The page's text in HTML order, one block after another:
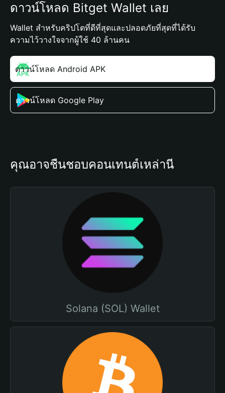
ดาวน์โหลด Bitget Wallet เลย
Wallet สำหรับคริปโตที่ดีที่สุดและปลอดภัยที่สุดที่ได้รับ
ความไว้วางใจจากผู้ใช้ 40 ล้านคน
ดาวน์โหลด Android APK
ดาวน์โหลด Google Play
คุณอาจชื่นชอบคอนเทนต์เหล่านี้
Solana (SOL) Wallet